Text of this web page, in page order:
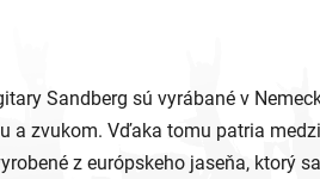
Sandberg sú vyrábané v
a zvukom. Vďaka tomu patria
z európskeho jaseňa, ktorý